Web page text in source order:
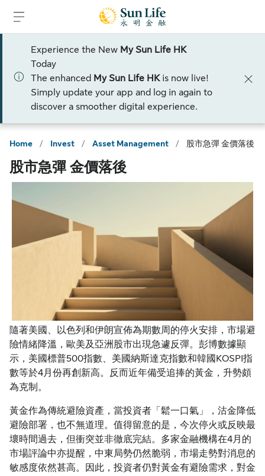
Experience the New My Sun Life HK
Today
The enhanced My Sun Life HKis now live!
Simply update your app and log in again to
discover a smoother digital experience.
Home / Invest / Asset Management / 股市急彈 金價落後
股市急彈 金價落後
隨著美國、以色列和伊朗宣佈為期數周的停火安排，市場避
險情緒降溫，歐美及亞洲股市出現急遽反彈。彭博數據顯
示，美國標普500指數、美國納斯達克指數和韓國KOSPI指
數等於4月份再創新高。反而近年備受追捧的黃金，升勢頗
為克制。
黃金作為傳統避險資產，當投資者「鬆一口氣」，沽金降低
避險部署，也不無道理。值得留意的是，今次停火或反映最
壞時間過去，但衝突並非徹底完結。多家金融機構在4月的
市場評論中亦提醒，中東局勢仍然脆弱，市場走勢對消息的
敏感度依然甚高。因此，投資者仍對黃金有避險需求，對金